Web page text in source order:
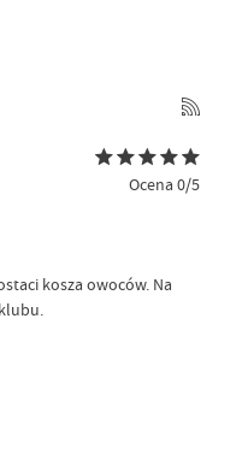
Ocena 0/5
kosza owoców. Na